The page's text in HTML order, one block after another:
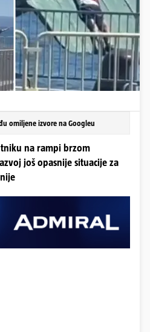
omiljene izvore na Googleu
na rampi brzom
još opasnije situacije za